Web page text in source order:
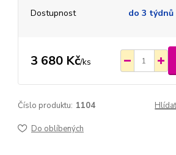
Dostupnost do 3 týdnů
3 680 Kč/ks
Číslo produktu: 1104
Do oblíbených